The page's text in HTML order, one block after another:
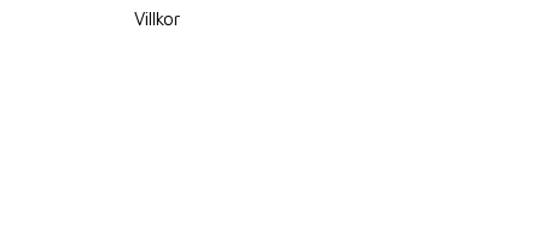
Villkor